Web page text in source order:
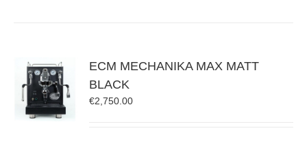
ECM MECHANIKA MAX MATT
BLACK
€2,750.00